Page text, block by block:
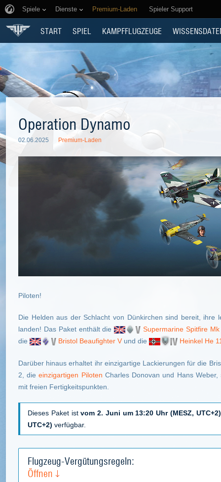
Spiele Dienste Premium-Laden Spieler Support
START SPIEL KAMPFFLUGZEUGE
Operation Dynamo
02.06.2025 Premium-Laden
Piloten!
Die Helden aus der Schlacht von Dünkirchen sind bereit, ihre
landen! Das Paket enthält die
Supermarine Spitfire
die
Bristol Beaufighter V und die Heinkel He
Darüber hinaus erhaltet ihr einzigartige Lackierungen für die
2, dieeinzigartigen Piloten Charles Donovan und Hans
mit freien Fertigkeitspunkten.
Dieses Paket istvom 2. Juni um 13:20 Uhr (MESZ,
UTC+2) verfügbar.
Flugzeug-Vergütungsregeln:
Öffnen